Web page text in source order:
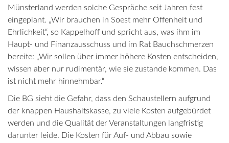
Münsterland werden solche Gespräche seit Jahren fest
eingeplant. „Wir brauchen in Soest mehr Offenheit und
Ehrlichkeit“, so Kappelhoff und spricht aus, was ihm im
Haupt- und Finanzausschuss und im Rat Bauchschmerzen
bereite: „Wir sollen über immer höhere Kosten entscheiden,
wissen aber nur rudimentär, wie sie zustande kommen. Das
ist nicht mehr hinnehmbar.“
Die BG sieht die Gefahr, dass den Schaustellern aufgrund
der knappen Haushaltskasse, zu viele Kosten aufgebürdet
werden und die Qualität der Veranstaltungen langfristig
darunter leide. Die Kosten für Auf- und Abbau sowie